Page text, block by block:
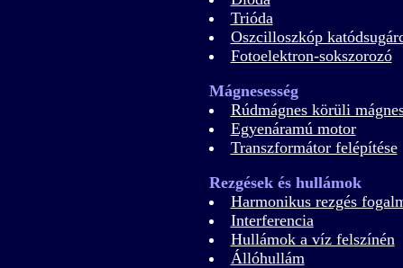
Trióda
Oszcilloszkóp
Fotoelektron-sokszorozó
Mágnesesség
Rúdmágnes körüli
Egyenáramú motor
Transzformátor felépítése
Rezgések és hullámok
Harmonikus rezgés
Interferencia
Hullámok a víz felszínén
Állóhullám